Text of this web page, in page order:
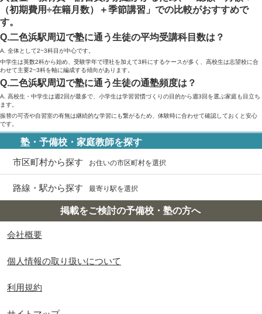
（初期費用÷在籍月数）＋季節講習」での比較がおすすめで
す。
Q.二色浜駅周辺で塾に通う生徒の平均受講科目数は？
A. 全体として2~3科目が中心です。
中学生は英数2科から始め、受験学年で理社を加えて3科にするケースが多く、高校生は志望校に合
わせて主要2~3科を軸に編成する傾向があります。
Q.二色浜駅周辺で塾に通う生徒の通塾頻度は？
A. 高校生・中学生は週2回が最多で、小学生は学習習慣づくりの目的から週3回を選ぶ家庭も目立ち
ます。
振替の可否や自習室の有無は継続的な学習にも繋がるため、体験時に合わせて確認しておくと安心
です。
塾・予備校・家庭教師を探す
市区町村から探す お住いの市区町村を選択
路線・駅から探す 最寄り駅を選択
掲載をご検討の予備校・塾の方へ
会社概要
個人情報の取り扱いについて
利用規約